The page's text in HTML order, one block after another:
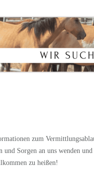
zum
und Sorgen an uns wenden
zu heißen!